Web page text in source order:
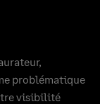
problématique
visibilité